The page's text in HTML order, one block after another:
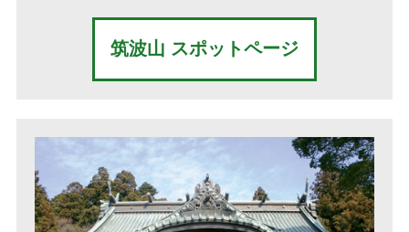
筑波山 スポットページ